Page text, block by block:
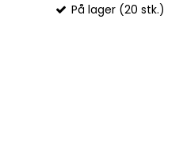
På lager (20 stk.)